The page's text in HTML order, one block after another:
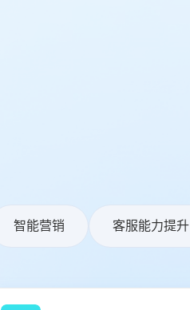
智能营销 客服能力提升